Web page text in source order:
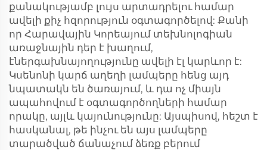
քանակությամբ լույս արտադրելու համար
ավելի քիչ հզորություն օգտագործելով: Քանի
որ Հարավային Կորեայում տեխնոլոգիան
առաջնային դեր է խաղում,
էներգախնայողությունը ավելի էլ կարևոր է:
Կսենոնի կարճ աղեղի լամպերը հենց այդ
նպատակն են ծառայում, և դա ոչ միայն
ապահովում է օգտագործողների համար
որակը, այլև կայունությունը: Այսպիսով, հեշտ է
հասկանալ, թե ինչու են այս լամպերը
տարածված ճանաչում ձեռք բերում